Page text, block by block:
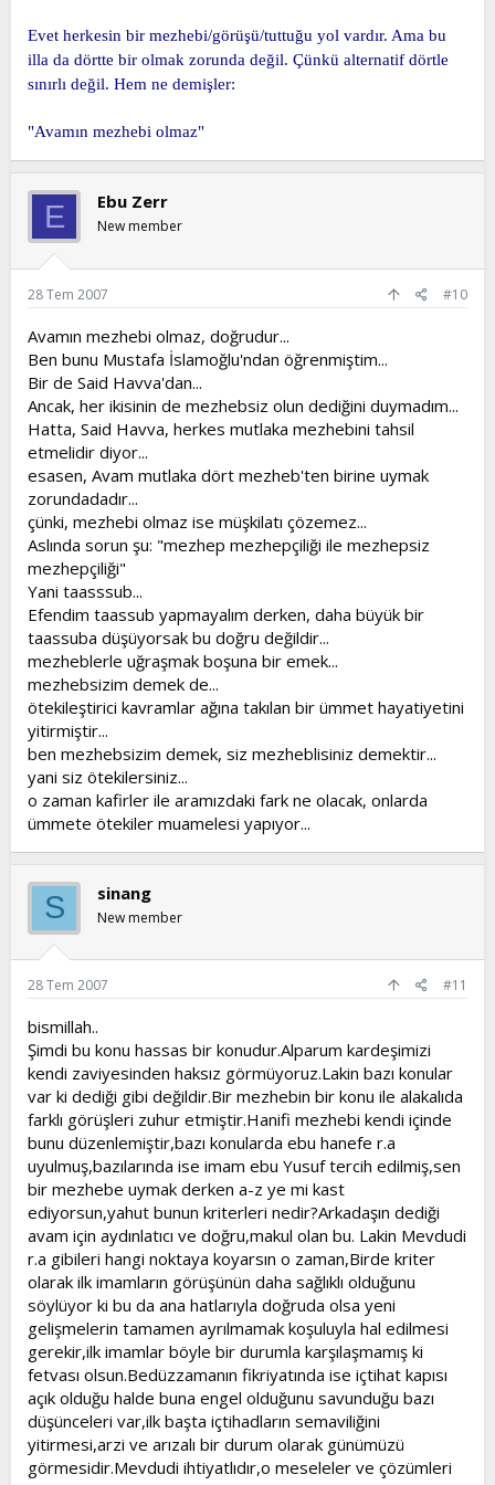
bu ibadet sahih olmaz.) (R.Muhtar s. 51)
S. Ahmed Tahtavi hazretleri, Dürr-ül muhtar haşiyesinin
zebayih kısmında buyuruyor ki:
vaciptir. Dört mezhepten birinde bulunmayan Ehl-i
olur.)
İbni Hazm, Şevkani, Abduh, Reşit Rıza, Sıddık Hasan gibi
mezhep düşmanlarının bir kısmı, taklidi haram sayarak, bir
kısmı da telfîk yaparak, birçok gafili dalalete
sürüklemişlerdir.
Ehl-i sünnet ne demektir
Ehl-i sünnet vel-cemaat demek, Resulullahın ve eshab-ı
kiramın gittikleri doğru yolda bulunan âlimler demektir. Hak
olan cemaat ve 73 fırka içinde Cehennemden kurtulacağı
bildirilmiş olan Fırka-ı naciyye bunlardır. Kur’an-ı kerimde,
(Parçalanmayın) buyuruldu. Bu âyet-i kerime, itikadda,
inanılacak bilgilerde parçalanmayın demektir. Yani
nefslerinize ve bozuk düşüncelerinize uyarak, doğru
imandan ayrılmayın demektir. İtikadda ayrılmak,
parçalanmak elbette hiç caiz değildir. Hadis-i şerifte de
(Cemaat rahmet, ayrılık azaptır) buyuruldu. (Parçalanmayın)
âyet-i kerimesi fıkıh bilgilerinde ayrılmayın demek değildir.
Ahkamda, amellerde olan ictihad bilgilerindeki ayrılık,
hakları, farzları, amellerdeki, ince bilgileri ortaya koymuştur.
Eshab-ı kiram da, günlük işleri açıklayan bilgilerde,
birbirlerinden ayrılmışlardı. Fakat, itikad bilgilerinde hiç
ayrılıkları yoktu. Hadis-i şerifte, (Ümmetimin ayrılığı
[mezheplere ayrılması] rahmettir) buyuruldu. Dört
mezhebin, amel bilgilerinde ayrılması böyledir. (Hadika)
Evet herkesin bir mezhebi/görüşü/tuttuğu yol vardır. Ama bu
illa da dörtte bir olmak zorunda değil. Çünkü alternatif dörtle
sınırlı değil. Hem ne demişler:
"Avamın mezhebi olmaz"
E Ebu Zerr
New member
28 Tem 2007 #10
Avamın mezhebi olmaz, doğrudur...
Ben bunu Mustafa İslamoğlu'ndan öğrenmiştim...
Bir de Said Havva'dan...
Ancak, her ikisinin de mezhebsiz olun dediğini duymadım...
Hatta, Said Havva, herkes mutlaka mezhebini tahsil
etmelidir diyor...
esasen, Avam mutlaka dört mezheb'ten birine uymak
zorundadadır...
çünki, mezhebi olmaz ise müşkilatı çözemez...
Aslında sorun şu: "mezhep mezhepçiliği ile mezhepsiz
mezhepçiliği"
Yani taasssub...
Efendim taassub yapmayalım derken, daha büyük bir
taassuba düşüyorsak bu doğru değildir...
mezheblerle uğraşmak boşuna bir emek...
mezhebsizim demek de...
ötekileştirici kavramlar ağına takılan bir ümmet hayatiyetini
yitirmiştir...
ben mezhebsizim demek, siz mezheblisiniz demektir...
yani siz ötekilersiniz...
o zaman kafirler ile aramızdaki fark ne olacak, onlarda
ümmete ötekiler muamelesi yapıyor...
S sinang
New member
28 Tem 2007 #11
bismillah..
Şimdi bu konu hassas bir konudur.Alparum kardeşimizi
kendi zaviyesinden haksız görmüyoruz.Lakin bazı konular
var ki dediği gibi değildir.Bir mezhebin bir konu ile alakalıda
farklı görüşleri zuhur etmiştir.Hanifi mezhebi kendi içinde
bunu düzenlemiştir,bazı konularda ebu hanefe r.a
uyulmuş,bazılarında ise imam ebu Yusuf tercih edilmiş,sen
bir mezhebe uymak derken a-z ye mi kast
ediyorsun,yahut bunun kriterleri nedir?Arkadaşın dediği
avam için aydınlatıcı ve doğru,makul olan bu. Lakin Mevdudi
r.a gibileri hangi noktaya koyarsın o zaman,Birde kriter
olarak ilk imamların görüşünün daha sağlıklı olduğunu
söylüyor ki bu da ana hatlarıyla doğruda olsa yeni
gelişmelerin tamamen ayrılmamak koşuluyla hal edilmesi
gerekir,ilk imamlar böyle bir durumla karşılaşmamış ki
fetvası olsun.Bedüzzamanın fikriyatında ise içtihat kapısı
açık olduğu halde buna engel olduğunu savunduğu bazı
düşünceleri var,ilk başta içtihadların semaviliğini
yitirmesi,arzi ve arızalı bir durum olarak günümüzü
görmesidir.Mevdudi ihtiyatlıdır,o meseleler ve çözümleri